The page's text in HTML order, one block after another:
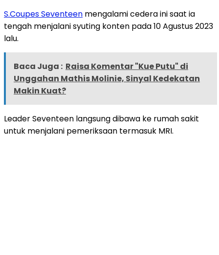
S.Coupes Seventeen mengalami cedera ini saat ia
tengah menjalani syuting konten pada 10 Agustus 2023
lalu.
Baca Juga : Raisa Komentar "Kue Putu" di
Unggahan Mathis Molinie, Sinyal Kedekatan
Makin Kuat?
Leader Seventeen langsung dibawa ke rumah sakit
untuk menjalani pemeriksaan termasuk MRI.